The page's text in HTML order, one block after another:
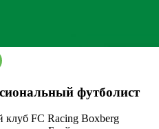
футболист
клуб FC Racing Boxberg